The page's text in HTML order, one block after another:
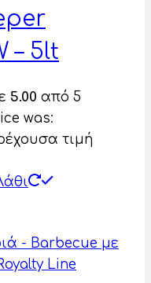
– 5lt
5.00 από 5
was:
τιμή